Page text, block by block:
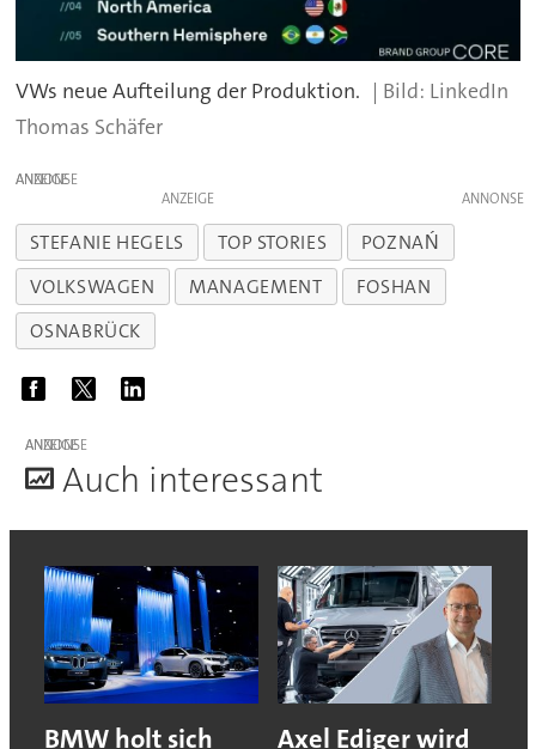
VWs neue Aufteilung der Produktion.
LinkedIn
Thomas Schäfer
ANZEIGE
ANZEIGE
STEFANIE HEGELS TOP STORIES
POZNAŃ
VOLKSWAGEN
MANAGEMENT
FOSHAN
OSNABRÜCK
ANZEIGE
Auch interessant
BMW holt sich Axel Ediger wird